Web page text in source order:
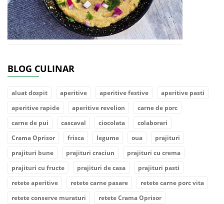
BLOG CULINAR
aluat dospit aperitive aperitive festive
aperitive pasti
aperitive rapide
aperitive revelion
carne de porc
carne de pui
cascaval ciocolata
colaborari
Crama Oprisor
frisca legume oua
prajituri
prajituri bune
prajituri craciun
prajituri cu crema
prajituri cu fructe
prajituri de casa
prajituri pasti
retete aperitive
retete carne pasare
retete carne porc vita
retete conserve muraturi
retete Crama Oprisor